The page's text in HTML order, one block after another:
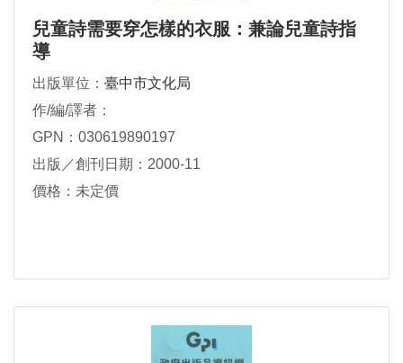
兒童詩需要穿怎樣的衣服：兼論兒童詩指
導
出版單位： 臺中市文化局
作/編/譯者：
GPN：030619890197
出版／創刊日期：2000-11
價格：未定價